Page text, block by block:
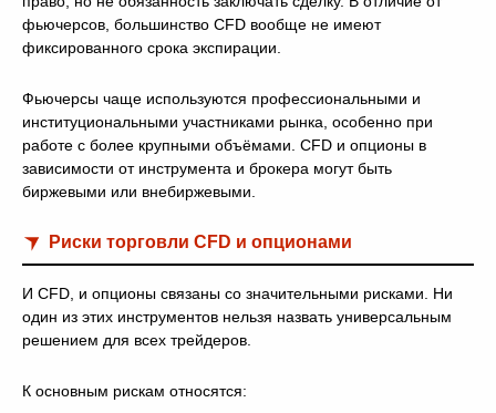
фьючерсов, большинство CFD вообще не имеют
фиксированного срока экспирации.
Фьючерсы чаще используются профессиональными и
институциональными участниками рынка, особенно при
работе с более крупными объёмами. CFD и опционы в
зависимости от инструмента и брокера могут быть
биржевыми или внебиржевыми.
Риски торговли CFD и опционами
И CFD, и опционы связаны со значительными рисками. Ни
один из этих инструментов нельзя назвать универсальным
решением для всех трейдеров.
К основным рискам относятся: